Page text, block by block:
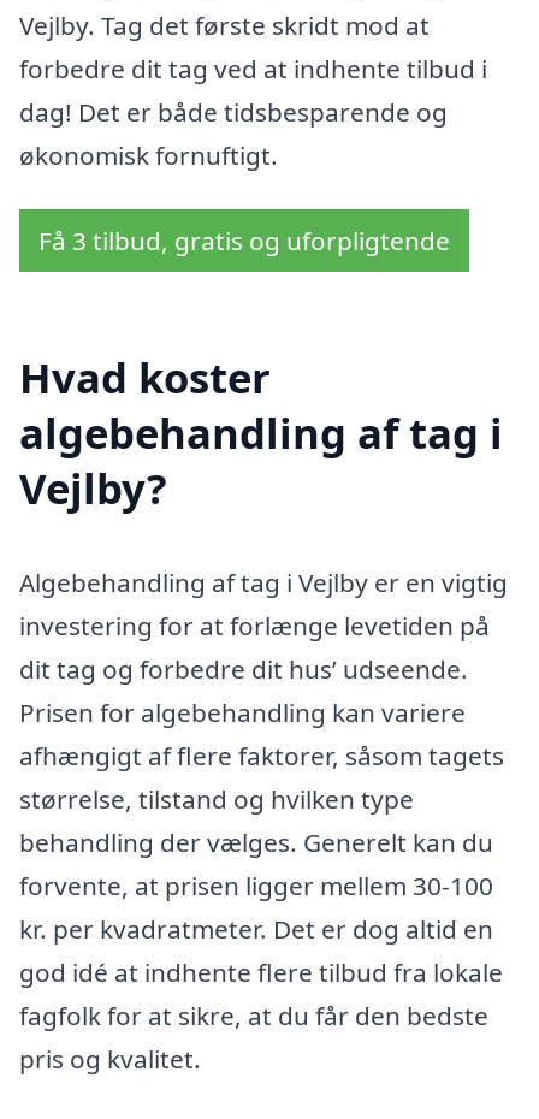
Vejlby. Tag det første skridt mod at
forbedre dit tag ved at indhente tilbud i
dag! Det er både tidsbesparende og
økonomisk fornuftigt.
Få 3 tilbud, gratis og uforpligtende
Hvad koster
algebehandling af tag i
Vejlby?
Algebehandling af tag i Vejlby er en vigtig
investering for at forlænge levetiden på
dit tag og forbedre dit hus’ udseende.
Prisen for algebehandling kan variere
afhængigt af flere faktorer, såsom tagets
størrelse, tilstand og hvilken type
behandling der vælges. Generelt kan du
forvente, at prisen ligger mellem 30-100
kr. per kvadratmeter. Det er dog altid en
god idé at indhente flere tilbud fra lokale
fagfolk for at sikre, at du får den bedste
pris og kvalitet.